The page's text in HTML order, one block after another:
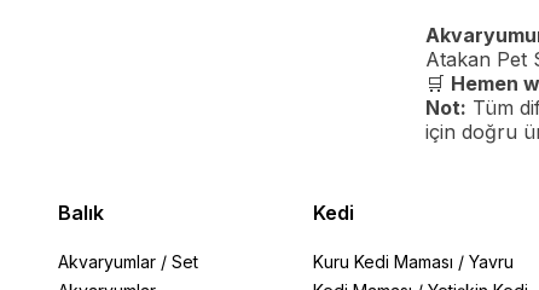
Atakan Pet
🛒 Hemen
Not: Tüm
için doğru
Balık
Akvaryumlar / Set
Kedi
Kuru Kedi Maması / Yavru